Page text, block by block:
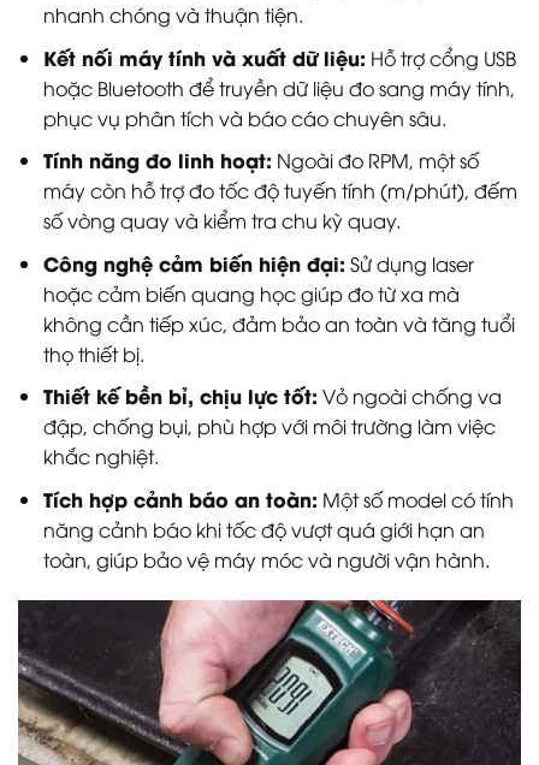
nhanh chóng và thuận tiện.
Kết nối máy tính và xuất dữ liệu: Hỗ trợ cổng USB
hoặc Bluetooth để truyền dữ liệu đo sang máy tính,
phục vụ phân tích và báo cáo chuyên sâu.
Tính năng đo linh hoạt: Ngoài đo RPM, một số
máy còn hỗ trợ đo tốc độ tuyến tính (m/phút), đếm
số vòng quay và kiểm tra chu kỳ quay.
Công nghệ cảm biến hiện đại: Sử dụng laser
hoặc cảm biến quang học giúp đo từ xa mà
không cần tiếp xúc, đảm bảo an toàn và tăng tuổi
thọ thiết bị.
Thiết kế bền bỉ, chịu lực tốt: Vỏ ngoài chống va
đập, chống bụi, phù hợp với môi trường làm việc
khắc nghiệt.
Tích hợp cảnh báo an toàn: Một số model có tính
năng cảnh báo khi tốc độ vượt quá giới hạn an
toàn, giúp bảo vệ máy móc và người vận hành.